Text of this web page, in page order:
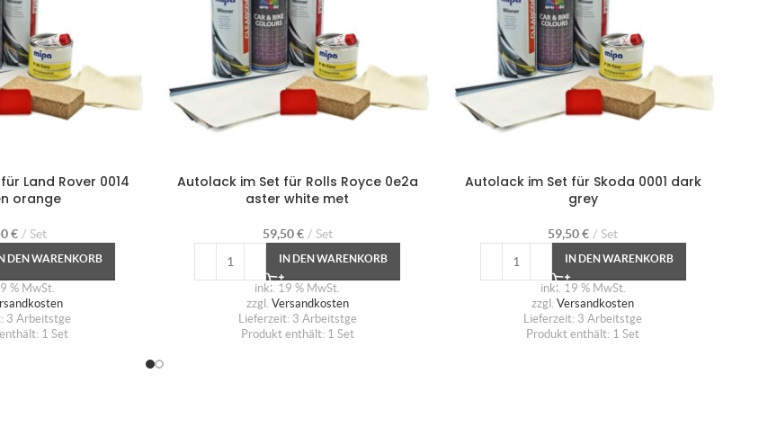
Land Rover 0014
orange
€ Set
DEN WARENKORB
% MwSt.
3 Arbeitstge
1Set
Autolack im Set für Rolls Royce 0e2a
aster white met
59,50€ Set
IN DEN WARENKORB
inkl. 19 % MwSt.
zzgl. Versandkosten
Lieferzeit: 3 Arbeitstge
Produkt enthält: 1 Set
Autolack im Set für Skoda 0001 dark
grey
59,50€ Set
IN DEN WARENKORB
inkl. 19 % MwSt.
zzgl.Versandkosten
Lieferzeit: 3 Arbeitstge
Produkt enthält: 1Set